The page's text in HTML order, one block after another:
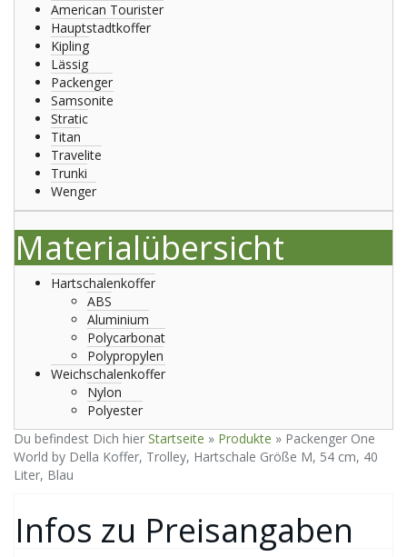
American Tourister
Hauptstadtkoffer
Kipling
Lässig
Packenger
Samsonite
Stratic
Titan
Travelite
Trunki
Wenger
Materialübersicht
Hartschalenkoffer
ABS
Aluminium
Polycarbonat
Polypropylen
Weichschalenkoffer
Nylon
Polyester
Du befindest Dich hier Startseite » Produkte » Packenger One
World by Della Koffer, Trolley, Hartschale Größe M, 54 cm, 40
Liter, Blau
Infos zu Preisangaben